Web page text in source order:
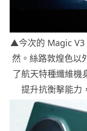
▲今次的 Magic V3
然。絲路敦煌色以
了航天特種纖維機
提升抗衡擊能力